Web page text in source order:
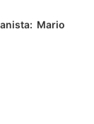
Mario